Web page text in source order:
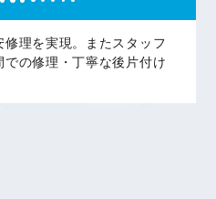
理を実現。またスタッフ
の修理・丁寧な後片付け